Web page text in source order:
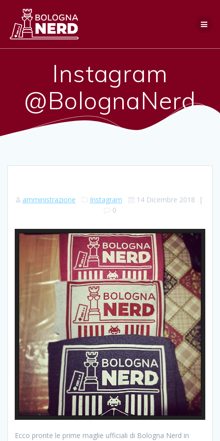
Instagram
@BolognaNerd
amministrazione Instagram 14 Dicembre 2018 |
0
Ecco pronte le prime maglie ufficiali di Bologna Nerd in